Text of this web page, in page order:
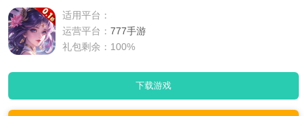
适用平台：
运营平台： 777手游
礼包剩余：100%
下载游戏